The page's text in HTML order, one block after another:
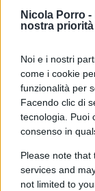
Nicola Porro -
nostra priorità
Noi e i nostri
come i cookie
funzionalità per
Facendo clic di
tecnologia. Puoi
consenso in
Please note that
services and
not limited to
predatori
che
ribadito la
piattaforme
minori.L’app
fornire ai
proteggere i